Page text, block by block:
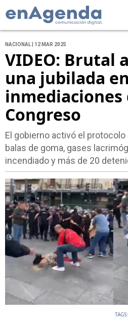
NACIONAL | 12 MAR 2025
VIDEO: Brutal
una jubilada
inmediaciones
Congreso
El gobierno activó el
balas de goma, gases
incendiado y más de 20
TAGS: